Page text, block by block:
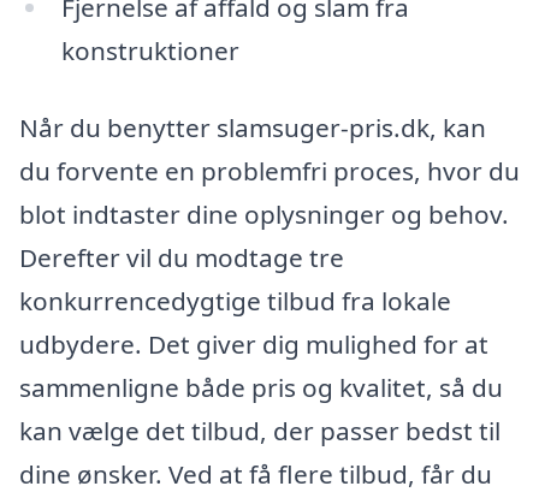
Fjernelse af affald og slam fra
konstruktioner
Når du benytter slamsuger-pris.dk, kan
du forvente en problemfri proces, hvor du
blot indtaster dine oplysninger og behov.
Derefter vil du modtage tre
konkurrencedygtige tilbud fra lokale
udbydere. Det giver dig mulighed for at
sammenligne både pris og kvalitet, så du
kan vælge det tilbud, der passer bedst til
dine ønsker. Ved at få flere tilbud, får du